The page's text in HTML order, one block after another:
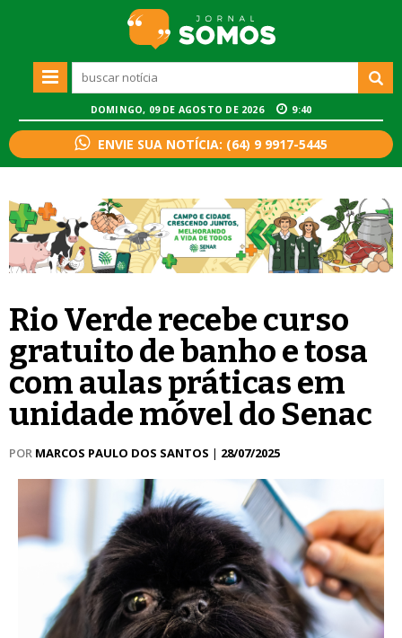
DOMINGO, 09 DE AGOSTO DE 2026 9:40
ENVIE SUA NOTÍCIA: (64) 9 9917-5445
Rio Verde recebe curso
gratuito de banho e tosa
com aulas práticas em
unidade móvel do Senac
POR MARCOS PAULO DOS SANTOS | 28/07/2025